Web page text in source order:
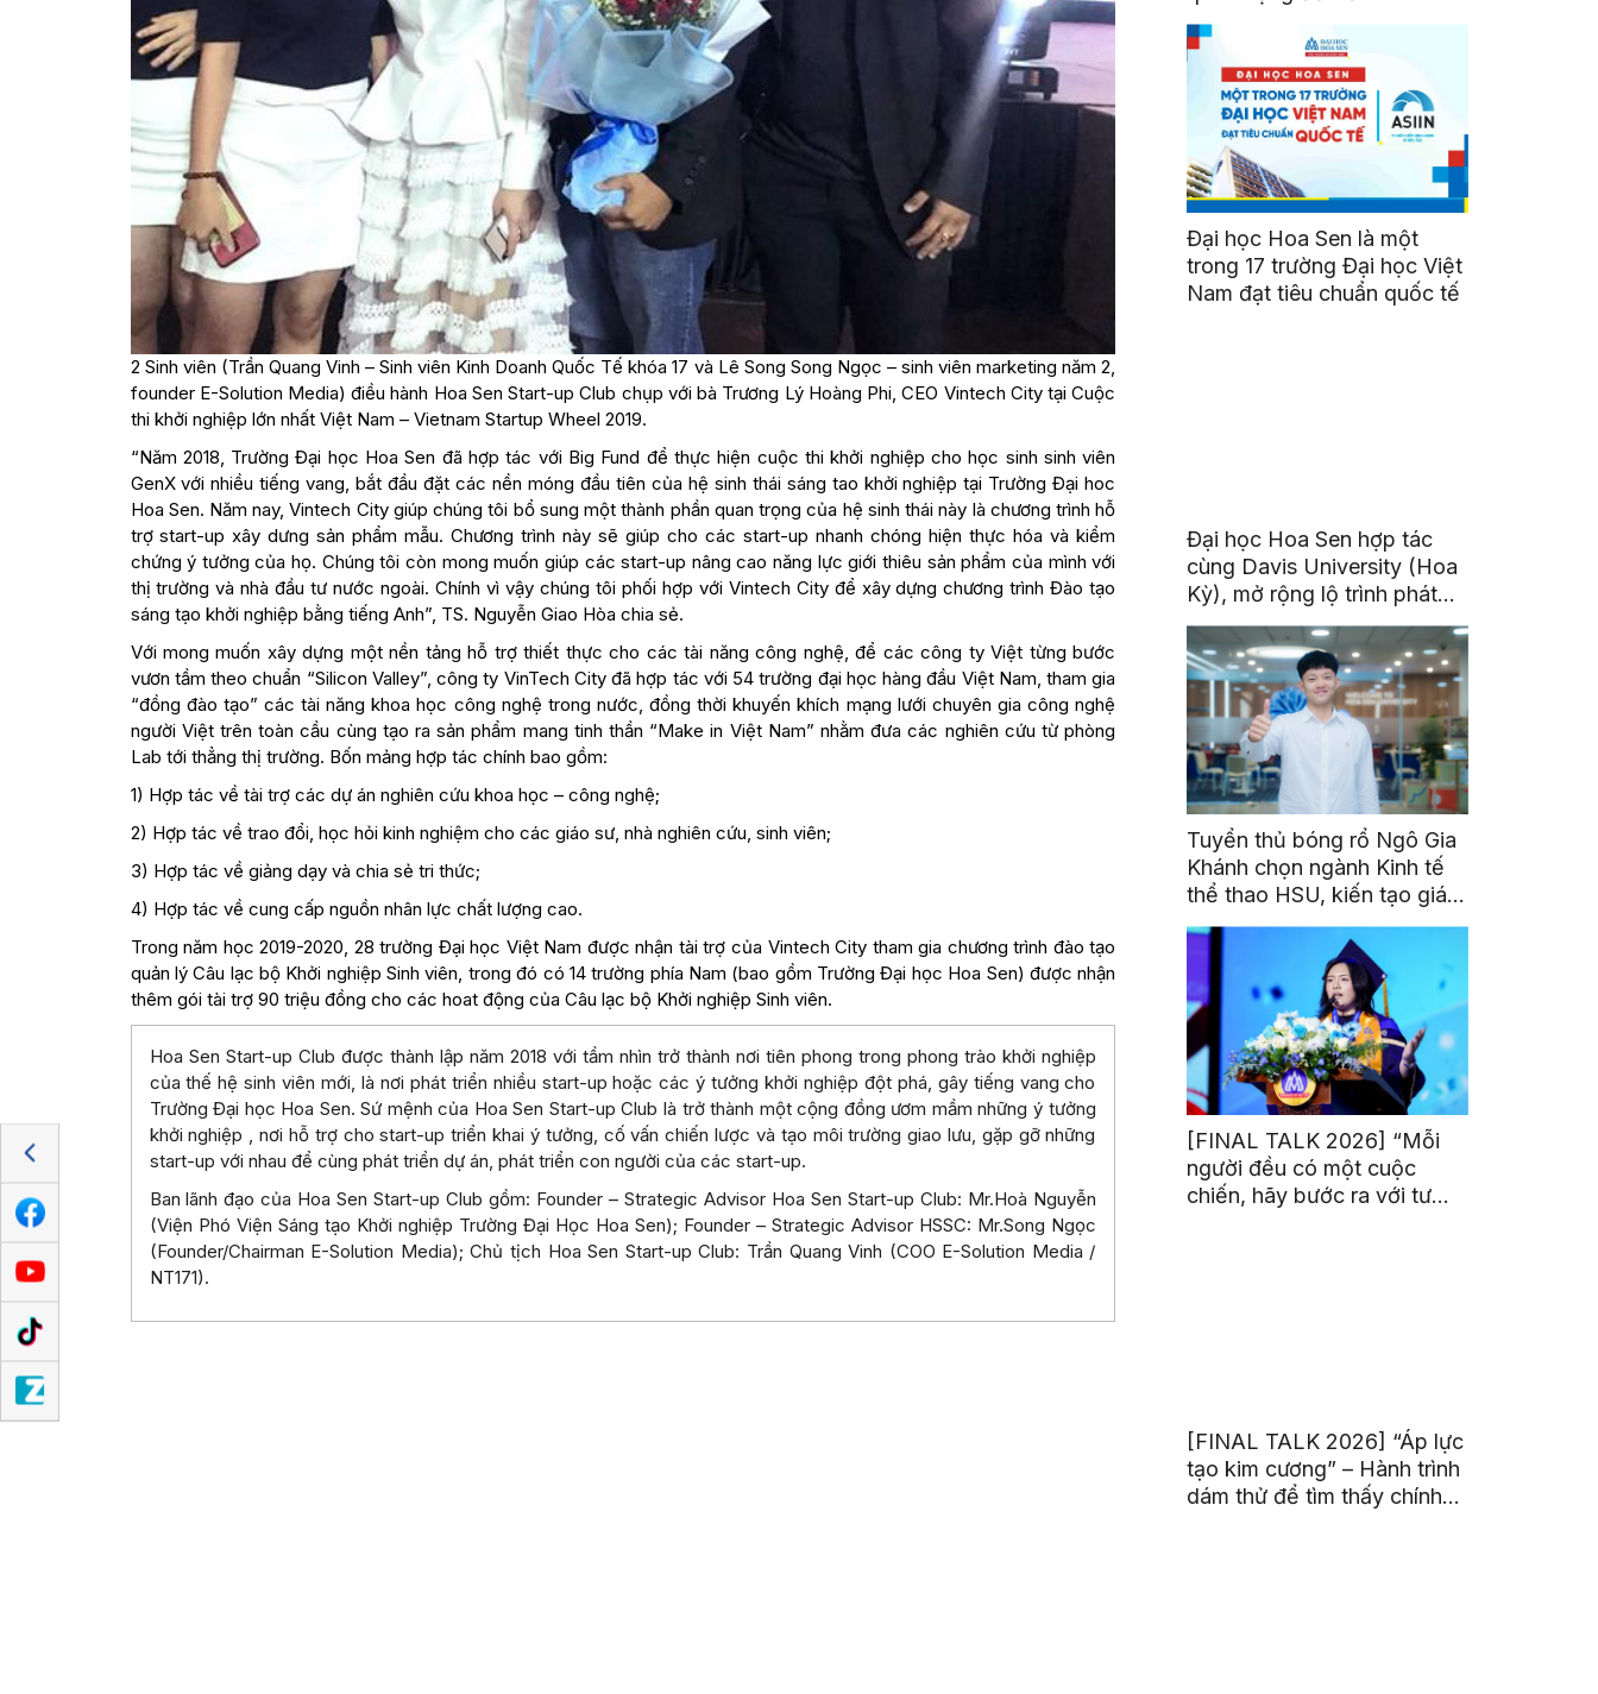
2 Sinh viên (Trần Quang Vinh – Sinh viên Kinh Doanh Quốc Tế khóa 17 và Lê Song Song Ngọc – sinh viên marketing năm 2,
founder E-Solution Media) điều hành Hoa Sen Start-up Club chụp với bà Trương Lý Hoàng Phi, CEO Vintech City tại Cuộc
thi khởi nghiệp lớn nhất Việt Nam – Vietnam Startup Wheel 2019.
“Năm 2018, Trường Đại học Hoa Sen đã hợp tác với Big Fund để thực hiện cuộc thi khởi nghiệp cho học sinh sinh viên
GenX với nhiều tiếng vang, bắt đầu đặt các nền móng đầu tiên của hệ sinh thái sáng tao khởi nghiệp tại Trường Đại hoc
Hoa Sen. Năm nay, Vintech City giúp chúng tôi bổ sung một thành phần quan trọng của hệ sinh thái này là chương trình hỗ
trợ start-up xây dưng sản phẩm mẫu. Chương trình này sẽ giúp cho các start-up nhanh chóng hiện thực hóa và kiểm
chứng ý tưởng của họ. Chúng tôi còn mong muốn giúp các start-up nâng cao năng lực giới thiêu sản phẩm của mình với
thị trường và nhà đầu tư nước ngoài. Chính vì vậy chúng tôi phối hợp với Vintech City để xây dựng chương trình Đào tạo
sáng tạo khởi nghiệp bằng tiếng Anh”, TS. Nguyễn Giao Hòa chia sẻ.
Với mong muốn xây dựng một nền tảng hỗ trợ thiết thực cho các tài năng công nghệ, để các công ty Việt từng bước
vươn tầm theo chuẩn “Silicon Valley”, công ty VinTech City đã hợp tác với 54 trường đại học hàng đầu Việt Nam, tham gia
“đồng đào tạo” các tài năng khoa học công nghệ trong nước, đồng thời khuyến khích mạng lưới chuyên gia công nghệ
người Việt trên toàn cầu cùng tạo ra sản phẩm mang tinh thần “Make in Việt Nam” nhằm đưa các nghiên cứu từ phòng
Lab tới thẳng thị trường. Bốn mảng hợp tác chính bao gồm:
1) Hợp tác về tài trợ các dự án nghiên cứu khoa học – công nghệ;
2) Hợp tác về trao đổi, học hỏi kinh nghiệm cho các giáo sư, nhà nghiên cứu, sinh viên;
3) Hợp tác về giảng dạy và chia sẻ tri thức;
4) Hợp tác về cung cấp nguồn nhân lực chất lượng cao.
Trong năm học 2019-2020, 28 trường Đại học Việt Nam được nhận tài trợ của Vintech City tham gia chương trình đào tạo
quản lý Câu lạc bộ Khởi nghiệp Sinh viên, trong đó có 14 trường phía Nam (bao gồm Trường Đại học Hoa Sen) được nhận
thêm gói tài trợ 90 triệu đồng cho các hoat động của Câu lạc bộ Khởi nghiệp Sinh viên.
Hoa Sen Start-up Club được thành lập năm 2018 với tầm nhìn trở thành nơi tiên phong trong phong trào khởi nghiệp
của thế hệ sinh viên mới, là nơi phát triển nhiều start-up hoặc các ý tưởng khởi nghiệp đột phá, gây tiếng vang cho
Trường Đại học Hoa Sen. Sứ mệnh của Hoa Sen Start-up Club là trở thành một cộng đồng ươm mầm những ý tưởng
khởi nghiệp , nơi hỗ trợ cho start-up triển khai ý tưởng, cố vấn chiến lược và tạo môi trường giao lưu, gặp gỡ những
start-up với nhau để cùng phát triển dự án, phát triển con người của các start-up.
Ban lãnh đạo của Hoa Sen Start-up Club gồm: Founder – Strategic Advisor Hoa Sen Start-up Club: Mr.Hoà Nguyễn
(Viện Phó Viện Sáng tạo Khởi nghiệp Trường Đại Học Hoa Sen); Founder – Strategic Advisor HSSC: Mr.Song Ngọc
(Founder/Chairman E-Solution Media); Chủ tịch Hoa Sen Start-up Club: Trần Quang Vinh (COO E-Solution Media /
NT171).
sinh viên HSU
Đại học Hoa Sen là một
trong 17 trường Đại học Việt
Nam đạt tiêu chuẩn quốc tế
Đại học Hoa Sen hợp tác
cùng Davis University (Hoa
Kỳ), mở rộng lộ trình phát
triển toàn cầu cho sinh viên
Tuyển thủ bóng rổ Ngô Gia
Khánh chọn ngành Kinh tế
thể thao HSU, kiến tạo giá
trị từ đam mê thể thao
[FINAL TALK 2026] “Mỗi
người đều có một cuộc
chiến, hãy bước ra với tư
[FINAL TALK 2026] “Áp lực
tạo kim cương” – Hành trình
dám thử để tìm thấy chính